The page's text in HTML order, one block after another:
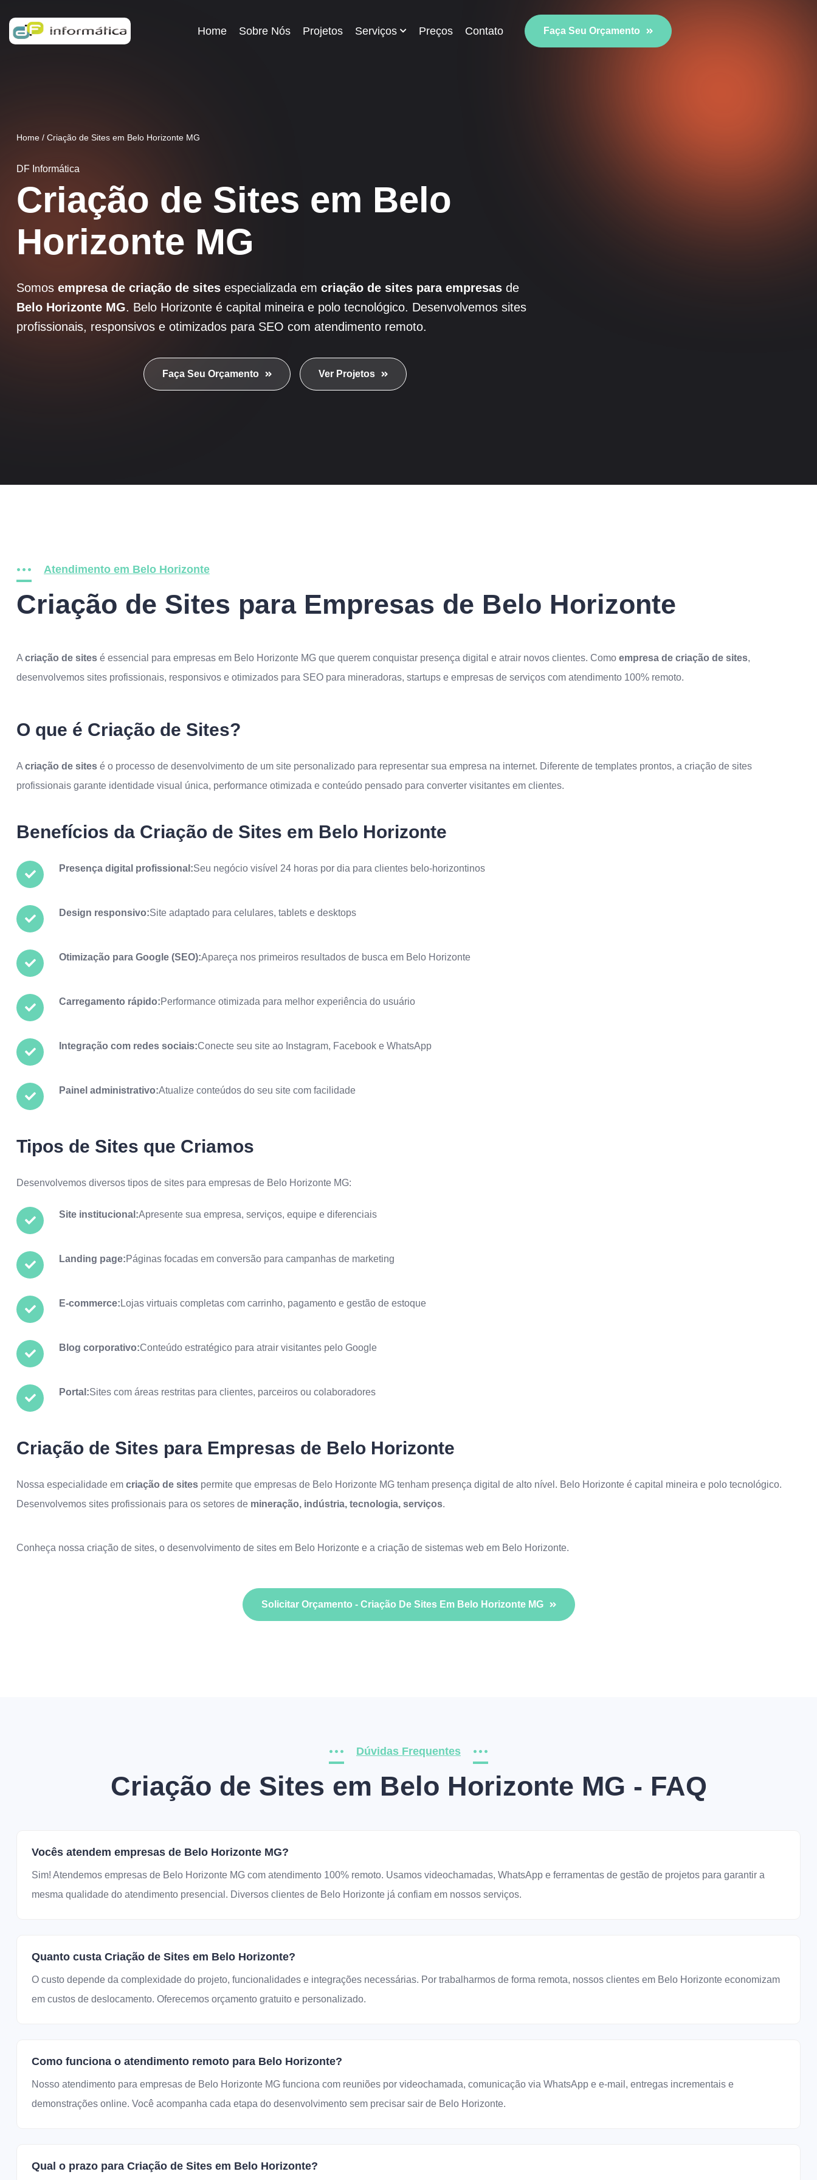
Home Sobre Nós Projetos Serviços Preços Contato Faça Seu Orçamento
Home / Criação de Sites em Belo Horizonte MG
DF Informática
Criação de Sites em Belo
Horizonte MG
Somos empresa de criação de sites especializada em criação de sites para empresas de
Belo Horizonte MG. Belo Horizonte é capital mineira e polo tecnológico. Desenvolvemos sites
profissionais, responsivos e otimizados para SEO com atendimento remoto.
Faça Seu Orçamento Ver Projetos
Atendimento em Belo Horizonte
Criação de Sites para Empresas de Belo Horizonte
A criação de sites é essencial para empresas em Belo Horizonte MG que querem conquistar presença digital e atrair novos clientes. Como empresa de criação de sites,
desenvolvemos sites profissionais, responsivos e otimizados para SEO para mineradoras, startups e empresas de serviços com atendimento 100% remoto.
O que é Criação de Sites?
A criação de sites é o processo de desenvolvimento de um site personalizado para representar sua empresa na internet. Diferente de templates prontos, a criação de sites
profissionais garante identidade visual única, performance otimizada e conteúdo pensado para converter visitantes em clientes.
Benefícios da Criação de Sites em Belo Horizonte
Presença digital profissional:Seu negócio visível 24 horas por dia para clientes belo-horizontinos
Design responsivo:Site adaptado para celulares, tablets e desktops
Otimização para Google (SEO):Apareça nos primeiros resultados de busca em Belo Horizonte
Carregamento rápido:Performance otimizada para melhor experiência do usuário
Integração com redes sociais:Conecte seu site ao Instagram, Facebook e WhatsApp
Painel administrativo:Atualize conteúdos do seu site com facilidade
Tipos de Sites que Criamos
Desenvolvemos diversos tipos de sites para empresas de Belo Horizonte MG:
Site institucional:Apresente sua empresa, serviços, equipe e diferenciais
Landing page:Páginas focadas em conversão para campanhas de marketing
E-commerce: Lojas virtuais completas com carrinho, pagamento e gestão de estoque
Blog corporativo:Conteúdo estratégico para atrair visitantes pelo Google
Portal:Sites com áreas restritas para clientes, parceiros ou colaboradores
Criação de Sites para Empresas de Belo Horizonte
Nossa especialidade em criação de sites permite que empresas de Belo Horizonte MG tenham presença digital de alto nível. Belo Horizonte é capital mineira e polo tecnológico.
Desenvolvemos sites profissionais para os setores de mineração, indústria, tecnologia, serviços.
Conheça nossa criação de sites, o desenvolvimento de sites em Belo Horizonte e a criação de sistemas web em Belo Horizonte.
Solicitar Orçamento - Criação De Sites Em Belo Horizonte MG
Dúvidas Frequentes
Criação de Sites em Belo Horizonte MG - FAQ
Vocês atendem empresas de Belo Horizonte MG?
Sim! Atendemos empresas de Belo Horizonte MG com atendimento 100% remoto. Usamos videochamadas, WhatsApp e ferramentas de gestão de projetos para garantir a
mesma qualidade do atendimento presencial. Diversos clientes de Belo Horizonte já confiam em nossos serviços.
Quanto custa Criação de Sites em Belo Horizonte?
O custo depende da complexidade do projeto, funcionalidades e integrações necessárias. Por trabalharmos de forma remota, nossos clientes em Belo Horizonte economizam
em custos de deslocamento. Oferecemos orçamento gratuito e personalizado.
Como funciona o atendimento remoto para Belo Horizonte?
Nosso atendimento para empresas de Belo Horizonte MG funciona com reuniões por videochamada, comunicação via WhatsApp e e-mail, entregas incrementais e
demonstrações online. Você acompanha cada etapa do desenvolvimento sem precisar sair de Belo Horizonte.
Qual o prazo para Criação de Sites em Belo Horizonte?